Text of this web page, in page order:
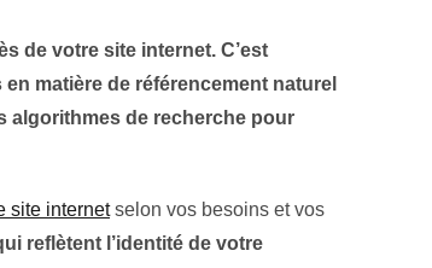
de votre site internet. C’est
matière de référencement naturel
algorithmes de recherche pour
site internetselon vos besoins et vos
reflètent l’identité de votre